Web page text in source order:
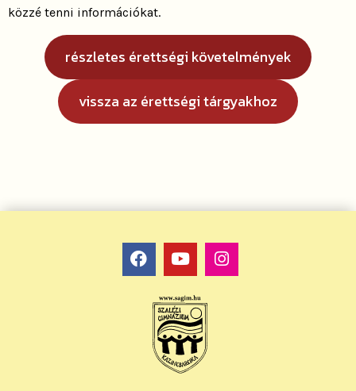
közzé tenni információkat.
részletes érettségi követelmények
vissza az érettségi tárgyakhoz